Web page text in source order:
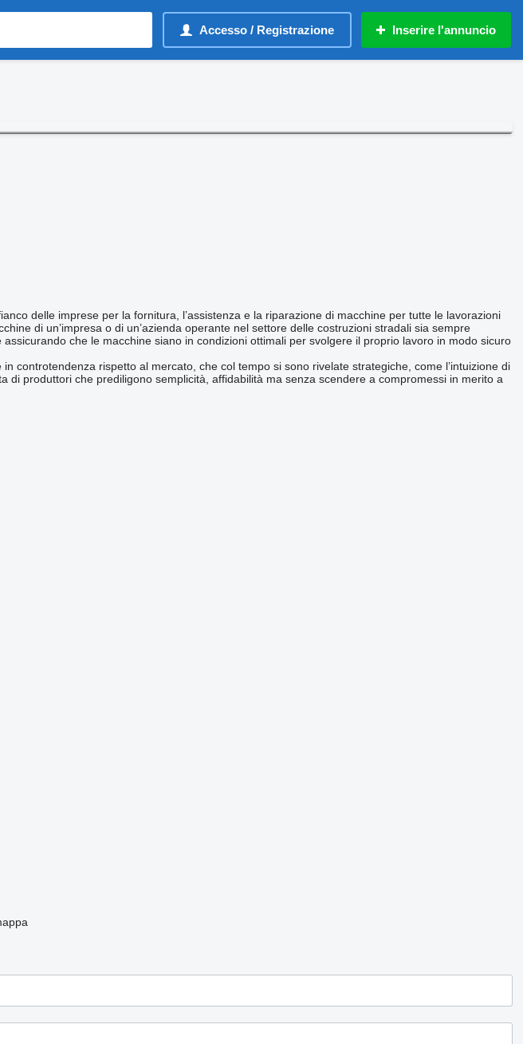
Accesso / Registrazione Inserire l'annuncio
delle imprese per la fornitura, l’assistenza e la riparazione di macchine per tutte le lavorazioni
di un’impresa o di un’azienda operante nel settore delle costruzioni stradali sia sempre
che le macchine siano in condizioni ottimali per svolgere il proprio lavoro in modo sicuro
controtendenza rispetto al mercato, che col tempo si sono rivelate strategiche, come l’intuizione di
di produttori che prediligono semplicità, affidabilità ma senza scendere a compromessi in merito a